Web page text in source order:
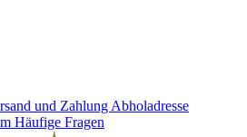
und Zahlung Abholadresse
Häufige Fragen